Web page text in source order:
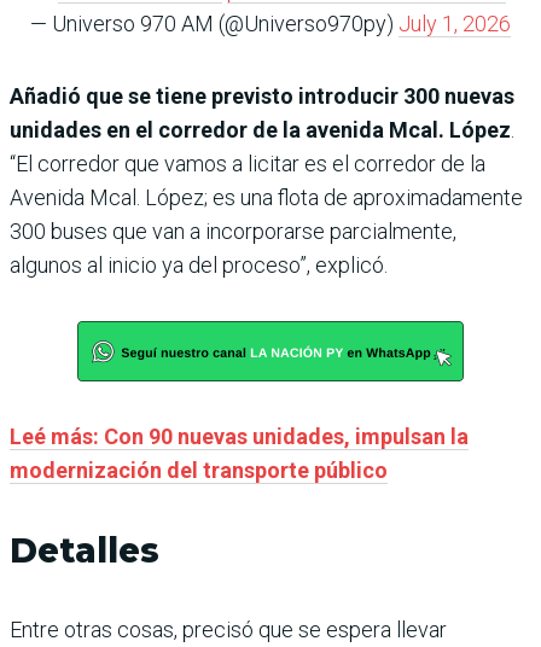
— Universo 970 AM (@Universo970py) July 1, 2026
Añadió que se tiene previsto introducir 300 nuevas
unidades en el corredor de la avenida Mcal. López.
“El corredor que vamos a licitar es el corredor de la
Avenida Mcal. López; es una flota de aproximadamente
300 buses que van a incorporarse parcialmente,
algunos al inicio ya del proceso”, explicó.
Leé más: Con 90 nuevas unidades, impulsan la
modernización del transporte público
Detalles
Entre otras cosas, precisó que se espera llevar